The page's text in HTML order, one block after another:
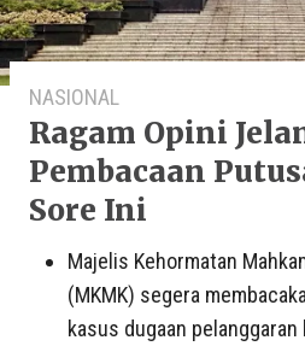
NASIONAL
Ragam Opini
Pembacaan
Sore Ini
Majelis Kehormatan
(MKMK) segera
kasus dugaan